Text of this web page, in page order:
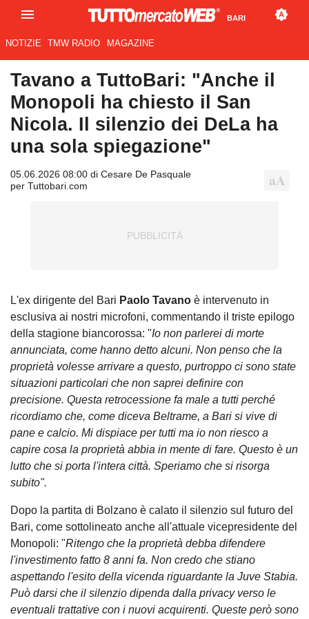
BARI
NOTIZIE TMW RADIO MAGAZINE
Tavano a TuttoBari: "Anche il
Monopoli ha chiesto il San
Nicola. Il silenzio dei DeLa ha
una sola spiegazione"
05.06.2026 08:00 di Cesare De Pasquale
per Tuttobari.com
L'ex dirigente del Bari Paolo Tavano è intervenuto in
esclusiva ai nostri microfoni, commentando il triste epilogo
della stagione biancorossa: "Io non parlerei di morte
annunciata, come hanno detto alcuni. Non penso che la
proprietà volesse arrivare a questo, purtroppo ci sono state
situazioni particolari che non saprei definire con
precisione. Questa retrocessione fa male a tutti perché
ricordiamo che, come diceva Beltrame, a Bari si vive di
pane e calcio. Mi dispiace per tutti ma io non riesco a
capire cosa la proprietà abbia in mente di fare. Questo è un
lutto che si porta l'intera città. Speriamo che si risorga
subito".
Dopo la partita di Bolzano è calato il silenzio sul futuro del
Bari, come sottolineato anche all'attuale vicepresidente del
Monopoli: "Ritengo che la proprietà debba difendere
l'investimento fatto 8 anni fa. Non credo che stiano
aspettando l'esito della vicenda riguardante la Juve Stabia.
Può darsi che il silenzio dipenda dalla privacy verso le
eventuali trattative con i nuovi acquirenti. Queste però sono